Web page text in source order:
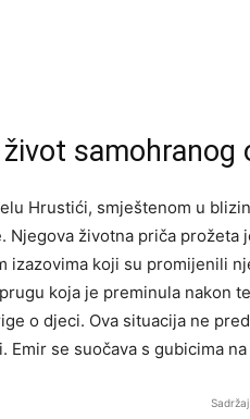
samohranog
Hrustići, smještenom u
Njegova životna priča prožeta
izazovima koji su promijenili
koja je preminula nakon
o djeci. Ova situacija ne
Emir se suočava s gubicima